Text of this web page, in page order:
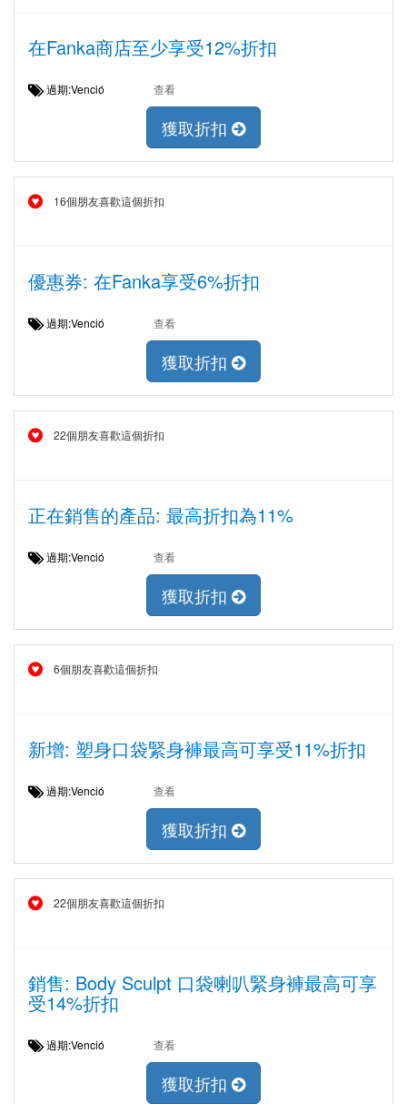
在Fanka商店至少享受12%折扣
過期:Venció 查看
獲取折扣
16個朋友喜歡這個折扣
優惠券: 在Fanka享受6%折扣
過期:Venció 查看
獲取折扣
22個朋友喜歡這個折扣
正在銷售的產品: 最高折扣為11%
過期:Venció 查看
獲取折扣
6個朋友喜歡這個折扣
新增: 塑身口袋緊身褲最高可享受11%折扣
過期:Venció 查看
獲取折扣
22個朋友喜歡這個折扣
銷售: Body Sculpt 口袋喇叭緊身褲最高可享
受14%折扣
過期:Venció 查看
獲取折扣